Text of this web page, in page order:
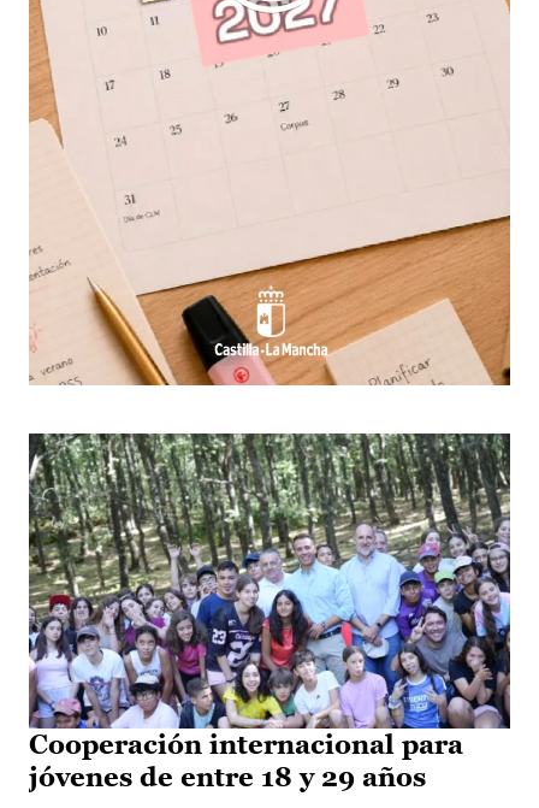
Cooperación internacional para
jóvenes de entre 18 y 29 años